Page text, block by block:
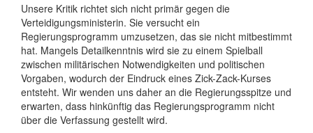
Unsere Kritik richtet sich nicht primär gegen die
Verteidigungsministerin. Sie versucht ein
Regierungsprogramm umzusetzen, das sie nicht mitbestimmt
hat. Mangels Detailkenntnis wird sie zu einem Spielball
zwischen militärischen Notwendigkeiten und politischen
Vorgaben, wodurch der Eindruck eines Zick-Zack-Kurses
entsteht. Wir wenden uns daher an die Regierungsspitze und
erwarten, dass hinkünftig das Regierungsprogramm nicht
über die Verfassung gestellt wird.